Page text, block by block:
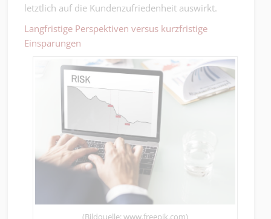
letztlich auf die Kundenzufriedenheit auswirkt.
Langfristige Perspektiven versus kurzfristige
Einsparungen
(Bildquelle: www.freepik.com)